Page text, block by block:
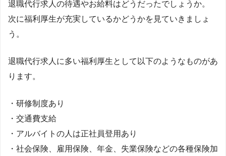
退職代行求人の待遇やお給料はどうだったでしょうか。
次に福利厚生が充実しているかどうかを見ていきましょ
う。
退職代行求人に多い福利厚生として以下のようなものがあ
ります。
・研修制度あり
・交通費支給
・アルバイトの人は正社員登用あり
・社会保険、雇用保険、年金、失業保険などの各種保険加